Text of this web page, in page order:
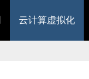
云计算虚拟化